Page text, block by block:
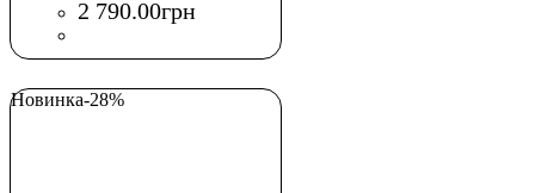
2 790.00грн
Новинка-28%